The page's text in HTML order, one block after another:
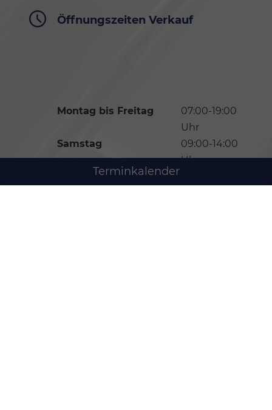
Terminkalender
Öffnungszeiten Verkauf
Montag bis Freitag
07:00-19:00
Uhr
Samstag
09:00-14:00
Uhr
Sonntag